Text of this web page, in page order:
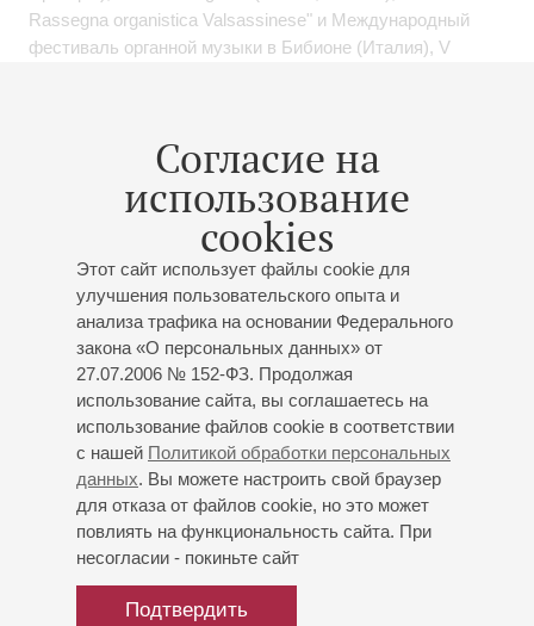
Согласие на
использование
cookies
Этот сайт использует файлы cookie для
улучшения пользовательского опыта и
анализа трафика на основании Федерального
закона «О персональных данных» от
27.07.2006 № 152-ФЗ. Продолжая
использование сайта, вы соглашаетесь на
использование файлов cookie в соответствии
с нашей Политикой обработки персональных
данных. Вы можете настроить свой браузер
для отказа от файлов cookie, но это может
повлиять на функциональность сайта. При
несогласии - покиньте сайт
Подтвердить
Rassegna organistica Valsassinese" и Международный
фестиваль органной музыки в Бибионе (Италия), V
Международном фестивале «Волшебные звуки органа»
«Органные вечера в Пицунде» (Абхазия), "Orgel fruhling
Steiermark" (Поллауберг, Австрия), II международном
фестивале органной музыки в г.Бари (Италия, 2021) и
других. Посещала Университет г. Грац (Австрия) с
лекциями о русской органной культуре.
В репертуаре Натальи Багинской музыка от барокко до
XXI века. Большое внимание уделяет творчеству
сибирских композиторов. Является художественным
руководителем Сибирского органного форума, который
регулярно проводится в Новосибирской государственной
консерватории. Н.Багинская - соавтор книги
«Новосибирский орган: страницы истории» с
Н.И.Головнёвой и С.С.Гончаренко. За вклад в развитие
культуры Новосибирской области была удостоена
премии "Leaders today" (2019).